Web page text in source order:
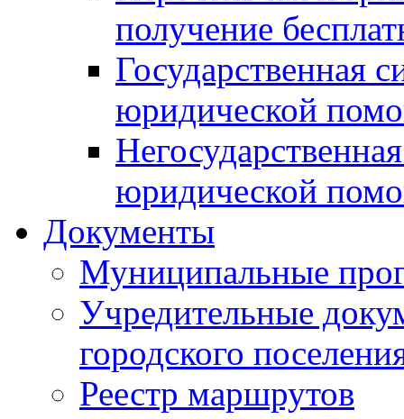
получение
Государственная
юридической
юридической
Документы
Муниципальные
Учредительные
городского
Реестр маршрутов